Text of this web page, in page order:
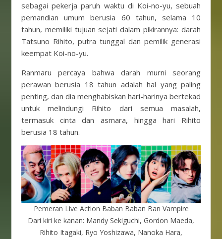
sebagai pekerja paruh waktu di Koi-no-yu, sebuah
pemandian umum berusia 60 tahun, selama 10
tahun, memiliki tujuan sejati dalam pikirannya: darah
Tatsuno Rihito, putra tunggal dan pemilik generasi
keempat Koi-no-yu.
Ranmaru percaya bahwa darah murni seorang
perawan berusia 18 tahun adalah hal yang paling
penting, dan dia menghabiskan hari-harinya bertekad
untuk melindungi Rihito dari semua masalah,
termasuk cinta dan asmara, hingga hari Rihito
berusia 18 tahun.
Pemeran Live Action Baban Baban Ban Vampire
Dari kiri ke kanan: Mandy Sekiguchi, Gordon Maeda,
Rihito Itagaki, Ryo Yoshizawa, Nanoka Hara,